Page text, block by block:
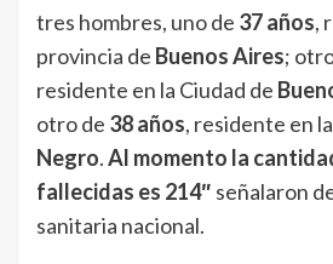
tres hombres, uno de 37 años,
provincia de Buenos Aires;
residente en la Ciudad de
otro de 38 años, residente en
Negro.Al momento la
fallecidas es 214″ señalaron
sanitaria nacional.